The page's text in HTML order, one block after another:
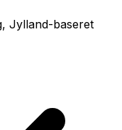
Jylland-baseret